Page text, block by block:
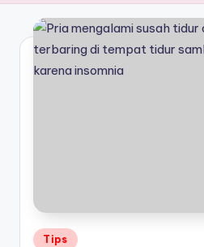
Posted
Tips